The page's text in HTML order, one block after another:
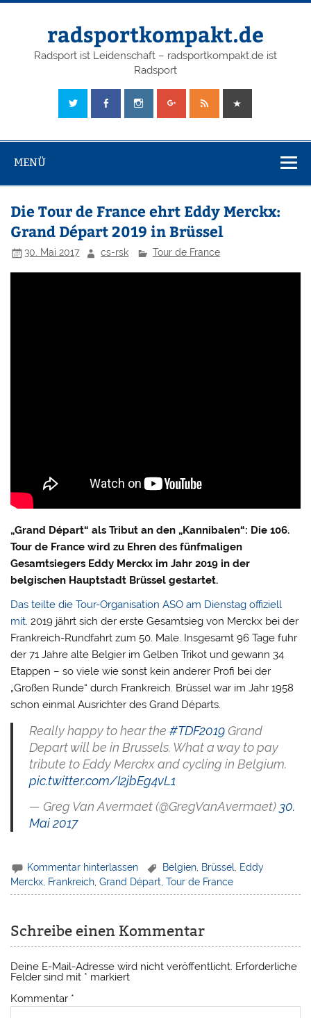
radsportkompakt.de
Radsport ist Leidenschaft – radsportkompakt.de ist
Radsport
MENÜ
Die Tour de France ehrt Eddy Merckx:
Grand Départ 2019 in Brüssel
30. Mai 2017 cs-rsk Tour de France
„Grand Départ“ als Tribut an den „Kannibalen“: Die 106.
Tour de France wird zu Ehren des fünfmaligen
Gesamtsiegers Eddy Merckx im Jahr 2019 in der
belgischen Hauptstadt Brüssel gestartet.
Das teilte die Tour-Organisation ASO am Dienstag offiziell
mit. 2019 jährt sich der erste Gesamtsieg von Merckx bei der
Frankreich-Rundfahrt zum 50. Male. Insgesamt 96 Tage fuhr
der 71 Jahre alte Belgier im Gelben Trikot und gewann 34
Etappen – so viele wie sonst kein anderer Profi bei der
„Großen Runde“ durch Frankreich. Brüssel war im Jahr 1958
schon einmal Ausrichter des Grand Départs.
Really happy to hear the #TDF2019Grand
Depart will be in Brussels. What a way to pay
tribute to Eddy Merckx and cycling in Belgium.
pic.twitter.com/I2jbEg4vL1
— Greg Van Avermaet (@GregVanAvermaet) 30.
Mai 2017
Kommentar hinterlassen Belgien Brüssel
Eddy
Merckx, Frankreich,Grand Départ,Tour de France
Schreibe einen Kommentar
Deine E-Mail-Adresse wird nicht veröffentlicht. Erforderliche
Felder sind mit * markiert
Kommentar *